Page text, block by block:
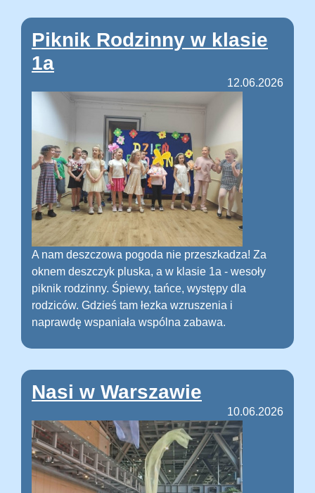
Piknik Rodzinny w klasie
1a
12.06.2026
A nam deszczowa pogoda nie przeszkadza! Za
oknem deszczyk pluska, a w klasie 1a - wesoły
piknik rodzinny. Śpiewy, tańce, występy dla
rodziców. Gdzieś tam łezka wzruszenia i
naprawdę wspaniała wspólna zabawa.
Nasi w Warszawie
10.06.2026